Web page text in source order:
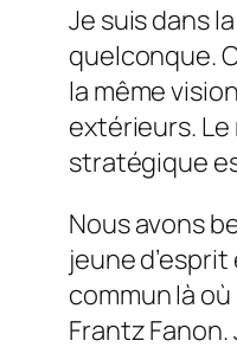
Je suis dans
quelconque.
la même
extérieurs. Le
stratégique
Nous avons
jeune
commun là
Frantz